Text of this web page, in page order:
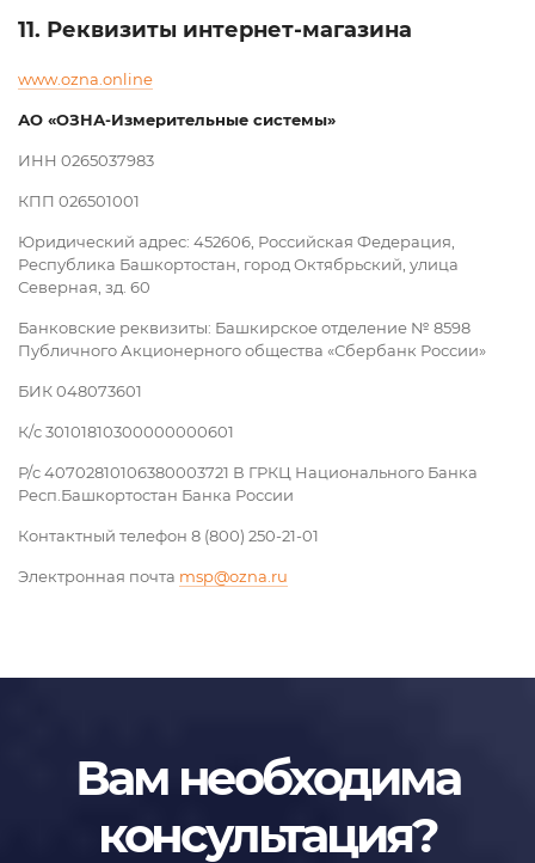
11. Реквизиты интернет-магазина
www.ozna.online
АО «ОЗНА-Измерительные системы»
ИНН 0265037983
КПП 026501001
Юридический адрес: 452606, Российская Федерация,
Республика Башкортостан, город Октябрьский, улица
Северная, зд. 60
Банковские реквизиты: Башкирское отделение № 8598
Публичного Акционерного общества «Сбербанк России»
БИК 048073601
К/c 30101810300000000601
Р/c 40702810106380003721 В ГРКЦ Национального Банка
Респ.Башкортостан Банка России
Контактный телефон 8 (800) 250-21-01
Электронная почта msp@ozna.ru
Вам необходима
консультация?